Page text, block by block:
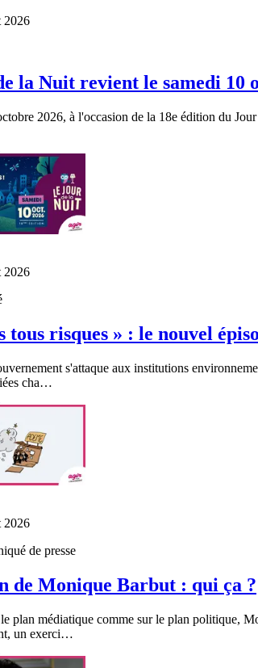
2026
la Nuit revient le samedi 10
2026, à l'occasion de la 18e édition du
2026
tous risques » : le nouvel
s'attaque aux institutions
cha…
2026
de presse
de Monique Barbut : qui ça ?
plan médiatique comme sur le plan politique,
un exerci…